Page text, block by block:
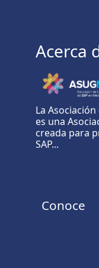
Acerca
La
es una
creada para
SAP...
Conoce